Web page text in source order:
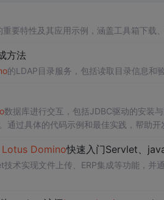
重要特性及其应用示例，涵盖工具箱下载
方法
的LDAP目录服务，包括读取目录信息和
数据库进行交互，包括JDBC驱动的安装
通过具体的代码示例和最佳实践，帮助开
Lotus Domino快速入门Servlet、
术实现文件上传、ERP集成等功能，并